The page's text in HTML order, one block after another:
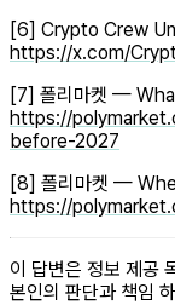
[6] Crypto Crew
https://x.com/
[7] 폴리마켓 —
https://
before-2027
[8] 폴리마켓 —
https://
이 답변은 정보 제공
본인의 판단과 책임